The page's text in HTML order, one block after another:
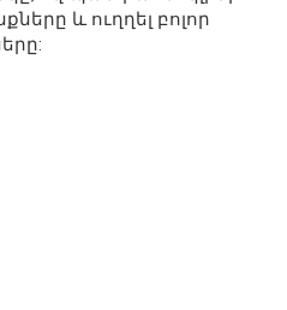
և ուղղել բոլոր